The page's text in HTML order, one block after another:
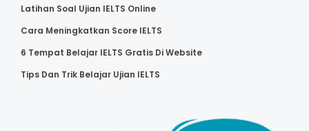
Latihan Soal Ujian IELTS Online
Cara Meningkatkan Score IELTS
6 Tempat Belajar IELTS Gratis Di Website
Tips Dan Trik Belajar Ujian IELTS